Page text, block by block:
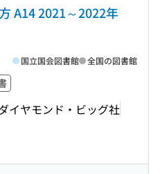
A14 2021～2022年
イヤモンド・ビッグ社
国立国会図書館 全国の図書館